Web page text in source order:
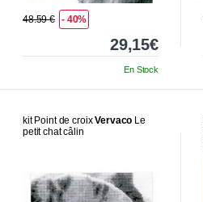
48.59 € - 40%
29,15€
En Stock
kit Point de croixVervaco Le
petit chat câlin